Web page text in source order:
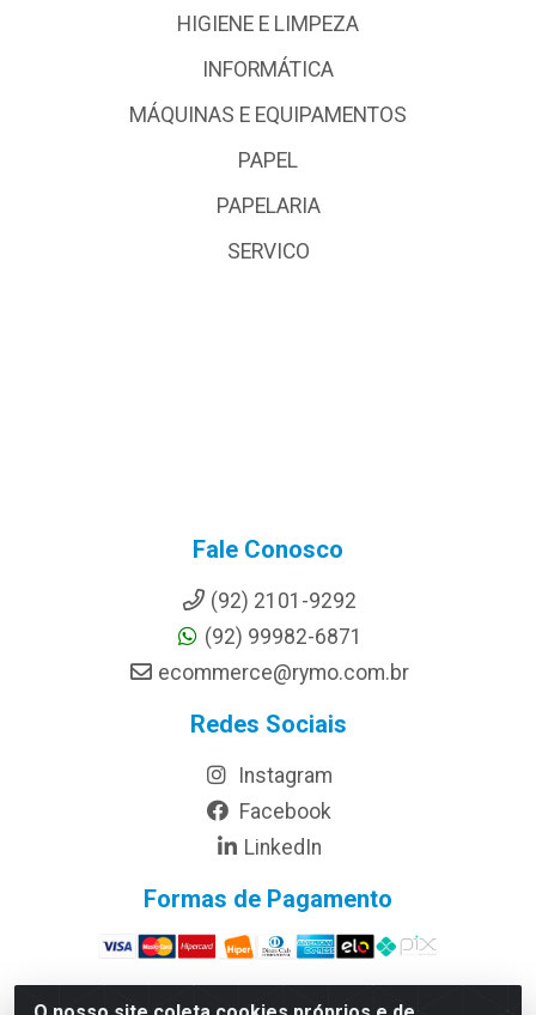
HIGIENE E LIMPEZA
INFORMÁTICA
MÁQUINAS E EQUIPAMENTOS
PAPEL
PAPELARIA
SERVICO
Fale Conosco
(92) 2101-9292
(92) 99982-6871
ecommerce@rymo.com.br
Redes Sociais
Instagram
Facebook
LinkedIn
Formas de Pagamento